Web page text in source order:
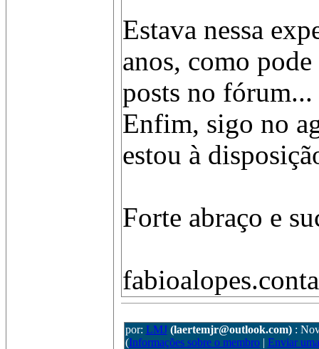
Estava nessa
anos, como
posts no fórum...
Enfim, sigo no
estou à
Forte abraço e
por: LMJ (laertemjr@outlook.com) :
(Informações sobre o membro| Enviar